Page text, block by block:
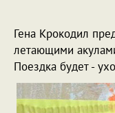
Гена Крокодил
летающими
Поездка будет -